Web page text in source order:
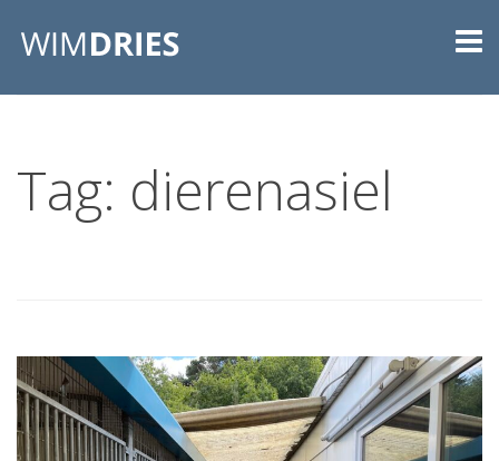
Tag: dierenasiel